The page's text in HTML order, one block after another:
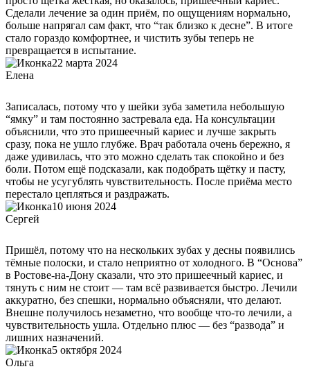
Сделали лечение за один приём, по ощущениям нормально,
больше напрягал сам факт, что “так близко к десне”. В итоге
стало гораздо комфортнее, и чистить зубы теперь не
превращается в испытание.
22 марта 2024
Елена
Записалась, потому что у шейки зуба заметила небольшую
“ямку” и там постоянно застревала еда. На консультации
объяснили, что это пришеечный кариес и лучше закрыть
сразу, пока не ушло глубже. Врач работала очень бережно, я
даже удивилась, что это можно сделать так спокойно и без
боли. Потом ещё подсказали, как подобрать щётку и пасту,
чтобы не усугублять чувствительность. После приёма место
перестало цепляться и раздражать.
10 июня 2024
Сергей
Пришёл, потому что на нескольких зубах у десны появились
тёмные полоски, и стало неприятно от холодного. В “Основа”
в Ростове-на-Дону сказали, что это пришеечный кариес, и
тянуть с ним не стоит — там всё развивается быстро. Лечили
аккуратно, без спешки, нормально объясняли, что делают.
Внешне получилось незаметно, что вообще что-то лечили, а
чувствительность ушла. Отдельно плюс — без “развода” и
лишних назначений.
5 октября 2024
Ольга